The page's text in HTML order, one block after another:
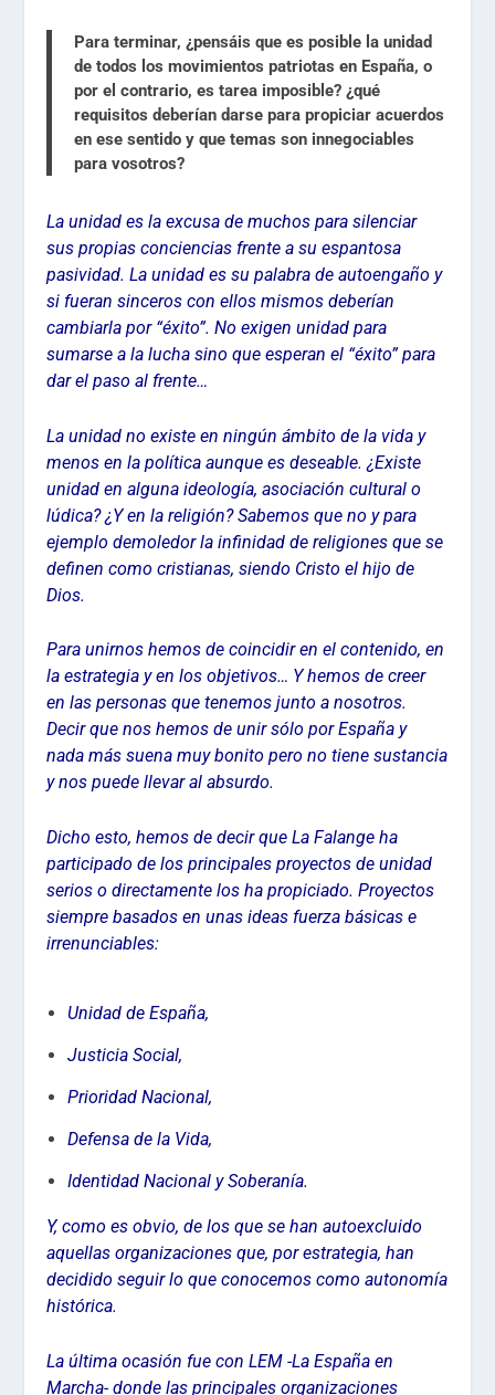
Para terminar, ¿pensáis que es posible la unidad
de todos los movimientos patriotas en España, o
por el contrario, es tarea imposible? ¿qué
requisitos deberían darse para propiciar acuerdos
en ese sentido y que temas son innegociables
para vosotros?
La unidad es la excusa de muchos para silenciar
sus propias conciencias frente a su espantosa
pasividad. La unidad es su palabra de autoengaño y
si fueran sinceros con ellos mismos deberían
cambiarla por “éxito”. No exigen unidad para
sumarse a la lucha sino que esperan el “éxito” para
dar el paso al frente…
La unidad no existe en ningún ámbito de la vida y
menos en la política aunque es deseable. ¿Existe
unidad en alguna ideología, asociación cultural o
lúdica? ¿Y en la religión? Sabemos que no y para
ejemplo demoledor la infinidad de religiones que se
definen como cristianas, siendo Cristo el hijo de
Dios.
Para unirnos hemos de coincidir en el contenido, en
la estrategia y en los objetivos… Y hemos de creer
en las personas que tenemos junto a nosotros.
Decir que nos hemos de unir sólo por España y
nada más suena muy bonito pero no tiene sustancia
y nos puede llevar al absurdo.
Dicho esto, hemos de decir que La Falange ha
participado de los principales proyectos de unidad
serios o directamente los ha propiciado. Proyectos
siempre basados en unas ideas fuerza básicas e
irrenunciables:
Unidad de España,
Justicia Social,
Prioridad Nacional,
Defensa de la Vida,
Identidad Nacional y Soberanía.
Y, como es obvio, de los que se han autoexcluido
aquellas organizaciones que, por estrategia, han
decidido seguir lo que conocemos como autonomía
histórica.
La última ocasión fue con LEM -La España en
Marcha- donde las principales organizaciones